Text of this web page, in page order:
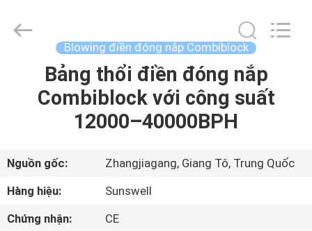
TRANG
CHỦ
SẢN
PHẨM
Machinery
Blowing điền đóng nắp Combiblock
Bảng thổi điền đóng nắp
Combiblock với công suất
12000–40000BPH
Nguồn gốc:
Zhangjiagang, Giang Tô, Trung Quốc
Hàng hiệu:
Sunswell
Chứng nhận:
CE